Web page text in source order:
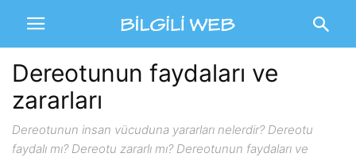
Dereotunun faydaları ve
zararları
Dereotunun insan vücuduna yararları nelerdir? Dereotu
faydalı mı? Dereotu zararlı mı? Dereotunun faydaları ve